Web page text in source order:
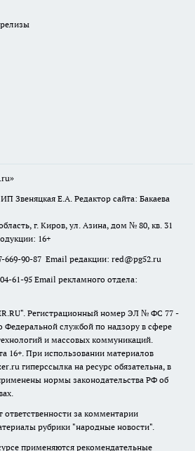
Звеняцкая Е.А. Редактор сайта: Бакаева
г. Киров, ул. Азина, дом № 80, кв. 31
16+
669-90-87 Email редакции: red@pg52.ru
61-95 Email рекламного отдела:
". Регистрационный номер ЭЛ № ФС 77 -
Федеральной службой по надзору в сфере
и массовых коммуникаций.
16+. При использовании материалов
гиперссылка на ресурс обязательна, в
нормы законодательства РФ об
ответственности за комментарии
рубрики "народные новости".
применяются рекомендательные